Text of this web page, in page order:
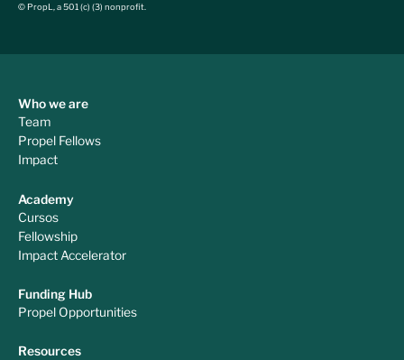
© PropL, a 501 (c) (3) nonprofit.
Who we are
Team
Propel Fellows
Impact
Academy
Cursos
Fellowship
Impact Accelerator
Funding Hub
Propel Opportunities
Resources